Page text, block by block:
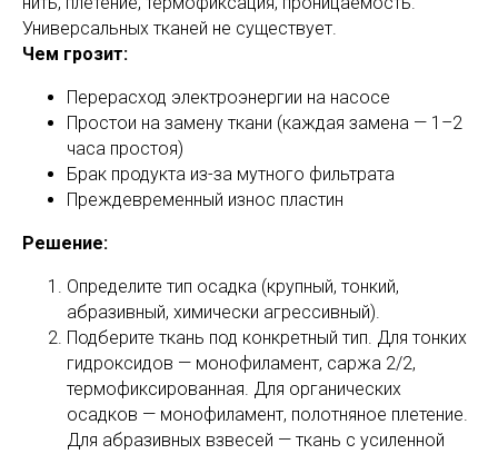
Универсальных тканей не существует.
Чем грозит:
Перерасход электроэнергии на насосе
Простои на замену ткани (каждая замена — 1–2
часа простоя)
Брак продукта из-за мутного фильтрата
Преждевременный износ пластин
Решение:
Определите тип осадка (крупный, тонкий,
абразивный, химически агрессивный).
Подберите ткань под конкретный тип. Для тонких
гидроксидов — монофиламент, саржа 2/2,
термофиксированная. Для органических
осадков — монофиламент, полотняное плетение.
Для абразивных взвесей — ткань с усиленной